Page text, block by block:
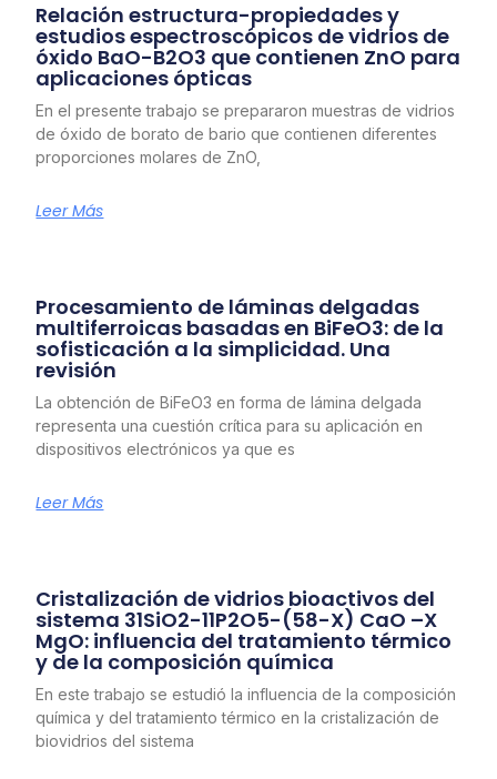
Relación estructura-propiedades y
estudios espectroscópicos de vidrios de
óxido BaO-B2O3 que contienen ZnO para
aplicaciones ópticas
En el presente trabajo se prepararon muestras de vidrios
de óxido de borato de bario que contienen diferentes
proporciones molares de ZnO,
Leer Más
Procesamiento de láminas delgadas
multiferroicas basadas en BiFeO3: de la
sofisticación a la simplicidad. Una
revisión
La obtención de BiFeO3 en forma de lámina delgada
representa una cuestión crítica para su aplicación en
dispositivos electrónicos ya que es
Leer Más
Cristalización de vidrios bioactivos del
sistema 31SiO2-11P2O5-(58-X) CaO –X
MgO: influencia del tratamiento térmico
y de la composición química
En este trabajo se estudió la influencia de la composición
química y del tratamiento térmico en la cristalización de
biovidrios del sistema